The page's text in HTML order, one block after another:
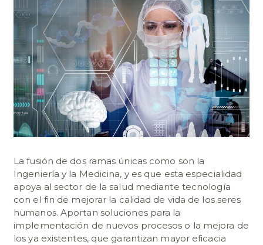
La fusión de dos ramas únicas como son la
Ingeniería y la Medicina, y es que esta especialidad
apoya al sector de la salud mediante tecnología
con el fin de mejorar la calidad de vida de los seres
humanos. Aportan soluciones para la
implementación de nuevos procesos o la mejora de
los ya existentes, que garantizan mayor eficacia